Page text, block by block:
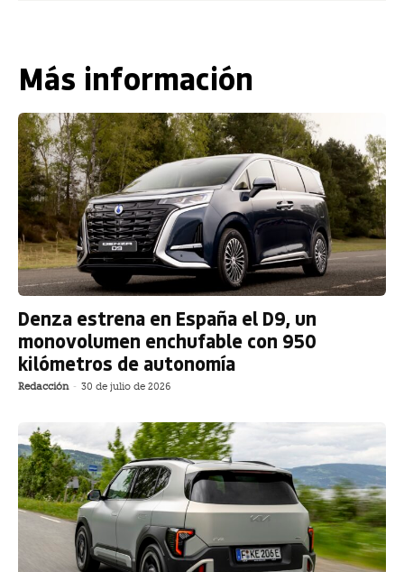
Más información
Denza estrena en España el D9, un
monovolumen enchufable con 950
kilómetros de autonomía
Redacción - 30 de julio de 2026